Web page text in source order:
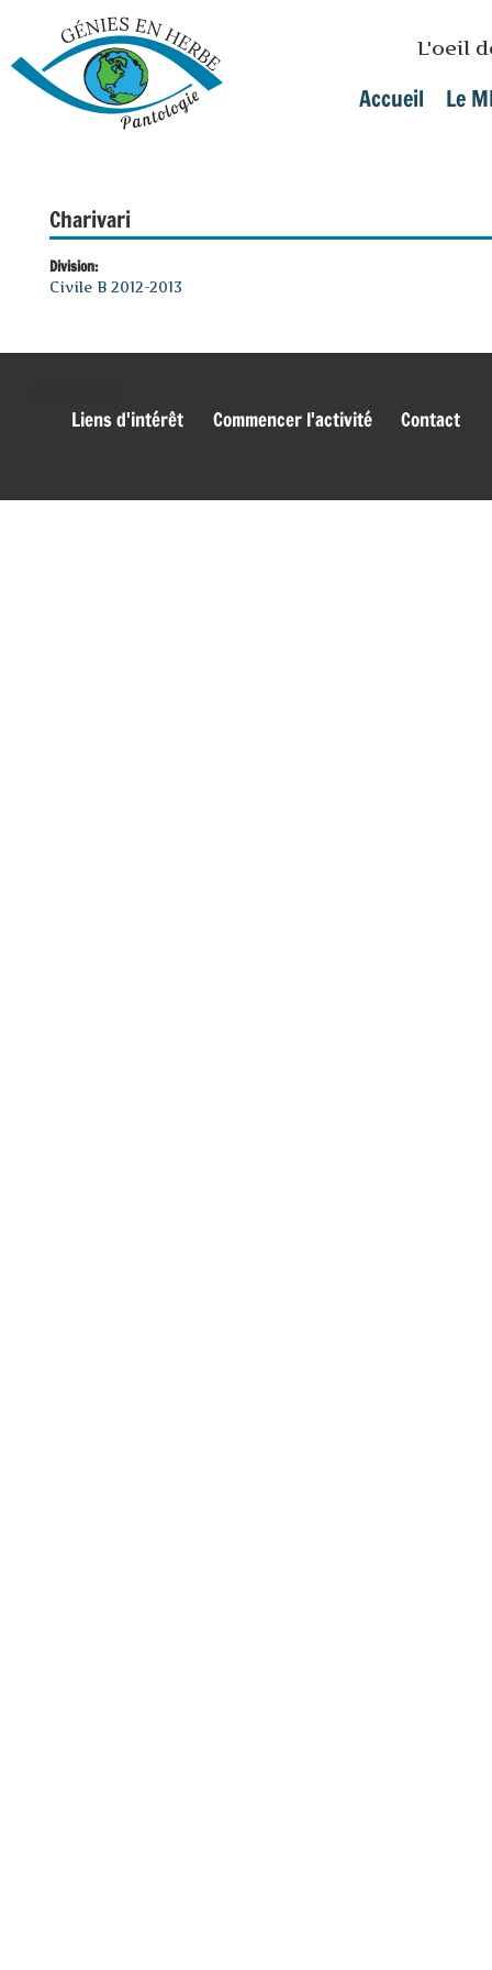
L'oeil
Main menu
Accueil Le
Charivari
Division:
Civile B 2012-2013
Liens d'intérêt Commencer l'activité Contact